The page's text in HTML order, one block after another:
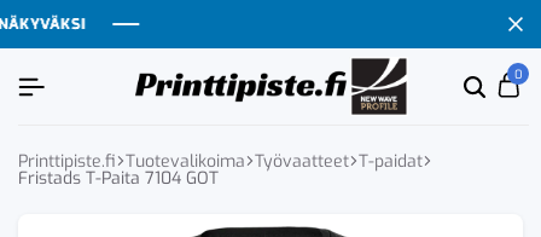
Etsi
0
Printtipiste.fi Tuotevalikoima Työvaatteet T-paidat
Fristads T-Paita 7104 GOT